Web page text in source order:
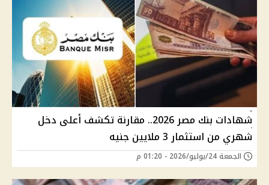
شهادات بنك مصر 2026.. مقارنة تكشف أعلى دخل
شهري من استثمار 3 ملايين جنيه
الجمعة 24/يوليو/2026 - 01:20 م